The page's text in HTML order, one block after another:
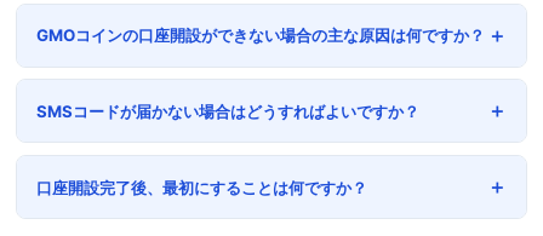
GMOコインの口座開設ができない場合の主な原因は何ですか？
SMSコードが届かない場合はどうすればよいですか？
口座開設完了後、最初にすることは何ですか？